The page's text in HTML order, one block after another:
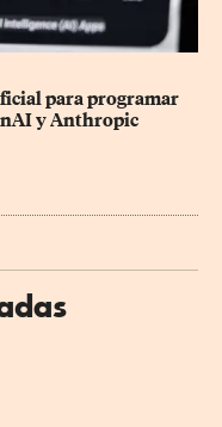
para programar
y Anthropic